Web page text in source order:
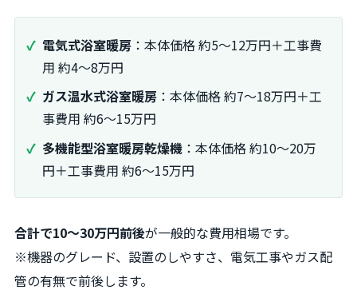
電気式浴室暖房 ：本体価格 約5～12万円＋工事費
用 約4～8万円
ガス温水式浴室暖房 ：本体価格 約7～18万円＋工
事費用 約6～15万円
多機能型浴室暖房乾燥機 ：本体価格 約10～20万
円＋工事費用 約6～15万円
合計で10～30万円前後が一般的な費用相場です。
※機器のグレード、設置のしやすさ、電気工事やガス配
管の有無で前後します。